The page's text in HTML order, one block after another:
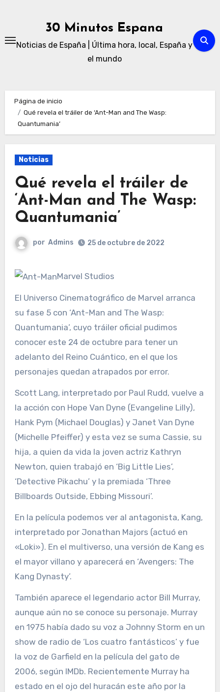
30 Minutos Espana
Noticias de España | Última hora, local, España y
el mundo
Página de inicio
Qué revela el tráiler de ‘Ant-Man and The Wasp:
Quantumania’
Noticias
Qué revela el tráiler de
‘Ant-Man and The Wasp:
Quantumania’
por Admins 25 de octubre de 2022
Marvel Studios
El Universo Cinematográfico de Marvel arranca
su fase 5 con ‘Ant-Man and The Wasp:
Quantumania’, cuyo tráiler oficial pudimos
conocer este 24 de octubre para tener un
adelanto del Reino Cuántico, en el que los
personajes quedan atrapados por error.
Scott Lang, interpretado por Paul Rudd, vuelve a
la acción con Hope Van Dyne (Evangeline Lilly),
Hank Pym (Michael Douglas) y Janet Van Dyne
(Michelle Pfeiffer) y esta vez se suma Cassie, su
hija, a quien da vida la joven actriz Kathryn
Newton, quien trabajó en ‘Big Little Lies’,
‘Detective Pikachu’ y la premiada ‘Three
Billboards Outside, Ebbing Missouri’.
En la película podemos ver al antagonista, Kang,
interpretado por Jonathan Majors (actuó en
«Loki»). En el multiverso, una versión de Kang es
el mayor villano y aparecerá en ‘Avengers: The
Kang Dynasty’.
También aparece el legendario actor Bill Murray,
aunque aún no se conoce su personaje. Murray
en 1975 había dado su voz a Johnny Storm en un
show de radio de ‘Los cuatro fantásticos’ y fue
la voz de Garfield en la película del gato de
2006, según IMDb. Recientemente Murray ha
estado en el ojo del huracán este año por la